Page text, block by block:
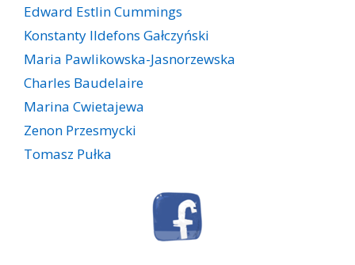
Edward Estlin Cummings
Konstanty Ildefons Gałczyński
Maria Pawlikowska-Jasnorzewska
Charles Baudelaire
Marina Cwietajewa
Zenon Przesmycki
Tomasz Pułka